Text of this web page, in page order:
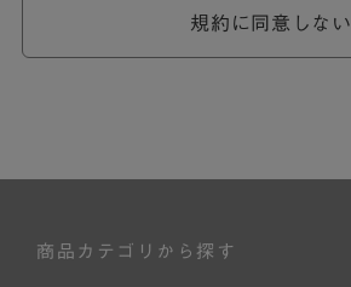
めが優先されるものとします。
ません。
規約に同意しない
商品カテゴリから探す